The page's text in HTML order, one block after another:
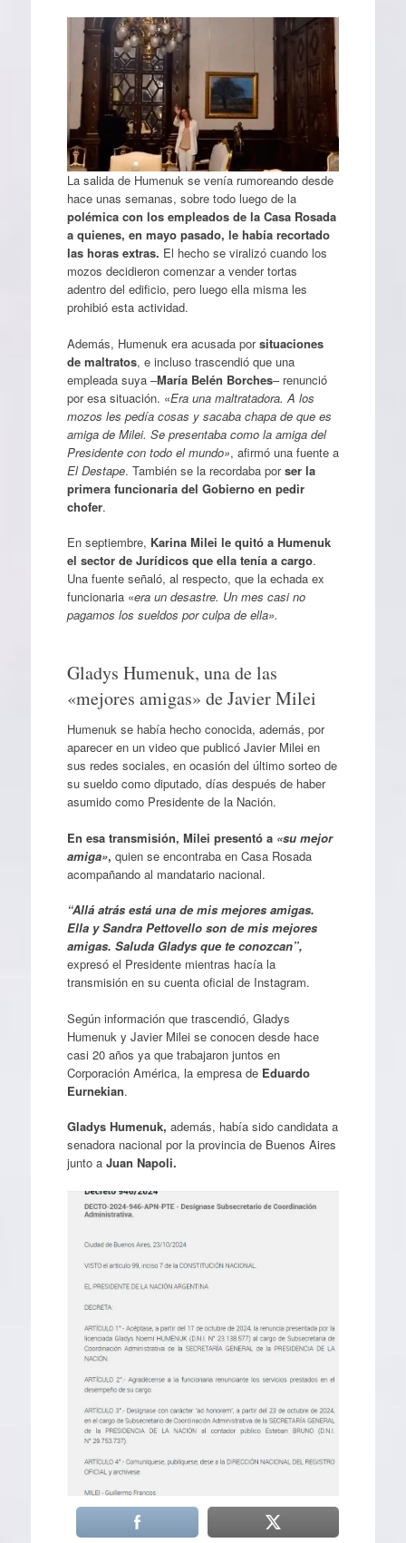
La salida de Humenuk se venía rumoreando desde
hace unas semanas, sobre todo luego de la
polémica con los empleados de la Casa Rosada
a quienes, en mayo pasado, le había recortado
las horas extras. El hecho se viralizó cuando los
mozos decidieron comenzar a vender tortas
adentro del edificio, pero luego ella misma les
prohibió esta actividad.
Además, Humenuk era acusada porsituaciones
de maltratos, e incluso trascendió que una
empleada suya –María Belén Borches– renunció
por esa situación. «Era una maltratadora. A los
mozos les pedía cosas y sacaba chapa de que es
amiga de Milei. Se presentaba como la amiga del
Presidente con todo el mundo», afirmó una fuente a
El Destape. También se la recordaba porser la
primera funcionaria del Gobierno en pedir
chofer.
En septiembre, Karina Milei le quitó a Humenuk
el sector de Jurídicos que ella tenía a cargo.
Una fuente señaló, al respecto, que la echada ex
funcionaria «era un desastre. Un mes casi no
pagamos los sueldos por culpa de ella».
Gladys Humenuk, una de las
«mejores amigas» de Javier Milei
Humenuk se había hecho conocida, además, por
aparecer en un video que publicó Javier Milei en
sus redes sociales, en ocasión del último sorteo de
su sueldo como diputado, días después de haber
asumido como Presidente de la Nación.
En esa transmisión, Milei presentó a«su mejor
amiga», quien se encontraba en Casa Rosada
acompañando al mandatario nacional.
“Allá atrás está una de mis mejores amigas.
Ella y Sandra Pettovello son de mis mejores
amigas. Saluda Gladys que te conozcan”,
expresó el Presidente mientras hacía la
transmisión en su cuenta oficial de Instagram.
Según información que trascendió, Gladys
Humenuk y Javier Milei se conocen desde hace
casi 20 años ya que trabajaron juntos en
Corporación América, la empresa de Eduardo
Eurnekian.
Gladys Humenuk, además, había sido candidata a
senadora nacional por la provincia de Buenos Aires
junto a Juan Napoli.